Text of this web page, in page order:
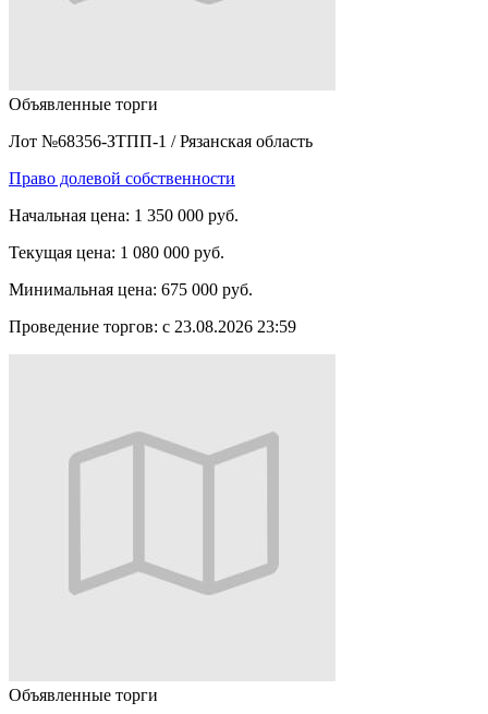
Объявленные торги
Лот №68356-ЗТПП-1 / Рязанская область
Право долевой собственности
Начальная цена: 1 350 000 руб.
Текущая цена: 1 080 000 руб.
Минимальная цена: 675 000 руб.
Проведение торгов: с 23.08.2026 23:59
Объявленные торги